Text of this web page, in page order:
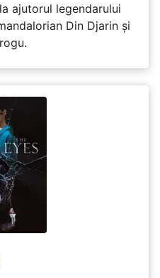
ajutorul legendarului
Din Djarin și